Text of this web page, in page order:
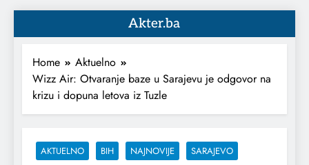
Akter.ba
Home
Aktuelno
Wizz Air: Otvaranje baze u Sarajevu je odgovor na
krizu i dopuna letova iz Tuzle
AKTUELNO BIH NAJNOVIJE SARAJEVO